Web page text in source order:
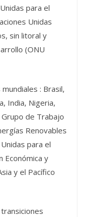
para el
Unidas
sin litoral y
(ONU
: Brasil,
India, Nigeria,
de Trabajo
Renovables
para el
Económica y
y el Pacífico